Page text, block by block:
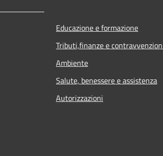
Educazione e formazione
Tributi,finanze e
Ambiente
Salute, benessere e assistenza
Autorizzazioni